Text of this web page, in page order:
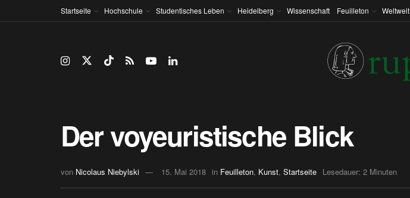
Startseite Hochschule Studentisches Leben Heidelberg Wissenschaft Feuilleton Weltweit
Der voyeuristische Blick
von Nicolaus Niebylski 15. Mai 2018 in Feuilleton, Kunst, Startseite Lesedauer: 2 Minuten